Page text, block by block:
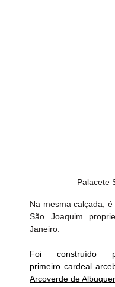
Palacete
Na mesma calçada,
São Joaquim
Janeiro.
Foi
primeiro cardeal
Arcoverde de